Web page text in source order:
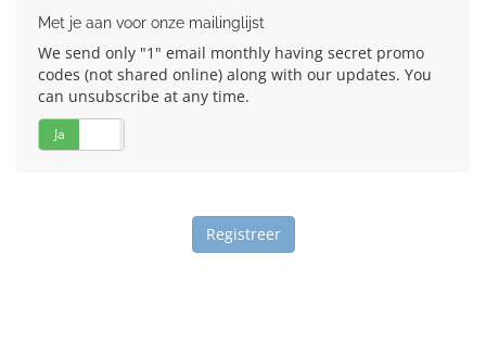
Met je aan voor onze mailinglijst
We send only "1" email monthly having secret promo
codes (not shared online) along with our updates. You
can unsubscribe at any time.
Ja